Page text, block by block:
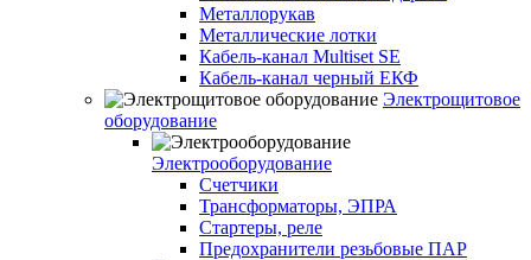
Металлорукав
Металлические лотки
Кабель-канал Multiset SE
Кабель-канал черный ЕКФ
Электрощитовое
оборудование
Электрооборудование
Счетчики
Трансформаторы, ЭПРА
Стартеры, реле
Предохранители резьбовые ПАР